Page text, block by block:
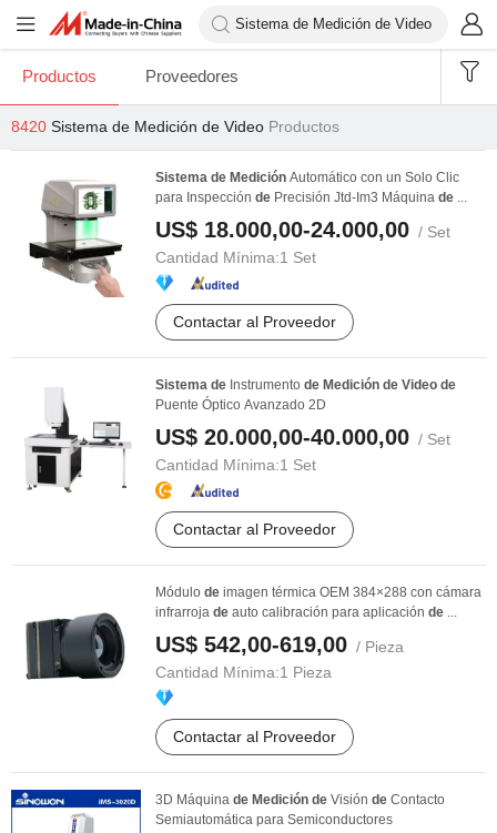
Productos Proveedores
8420 Sistema de Medición de Video Productos
Sistema de Medición Automático con un Solo Clic
para Inspección de Precisión Jtd-Im3 Máquina de ...
US$ 18.000,00-24.000,00 / Set
Cantidad Mínima:1 Set
Contactar al Proveedor
Sistema de Instrumento de Medición de Video de
Puente Óptico Avanzado 2D
US$ 20.000,00-40.000,00 / Set
Cantidad Mínima:1 Set
Contactar al Proveedor
Módulo de imagen térmica OEM 384×288 con cámara
infrarroja de auto calibración para aplicación de ...
US$ 542,00-619,00 / Pieza
Cantidad Mínima:1 Pieza
Contactar al Proveedor
3D Máquina de Medición de Visión de Contacto
Semiautomática para Semiconductores